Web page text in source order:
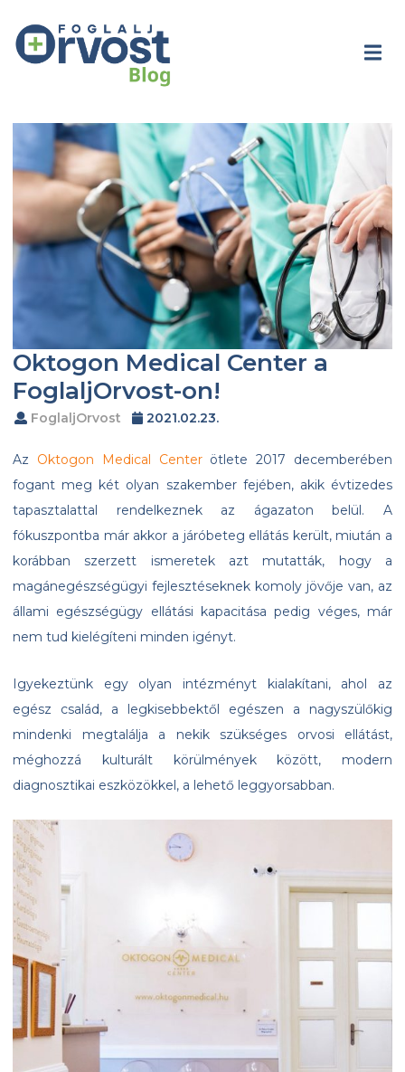
Oktogon Medical Center a
FoglaljOrvost-on!
FoglaljOrvost 2021.02.23.
Az Oktogon Medical Centerötlete 2017 decemberében
fogant meg két olyan szakember fejében, akik évtizedes
tapasztalattal rendelkeznek az ágazaton belül. A
fókuszpontba már akkor a járóbeteg ellátás került, miután a
korábban szerzett ismeretek azt mutatták, hogy a
magánegészségügyi fejlesztéseknek komoly jövője van, az
állami egészségügy ellátási kapacitása pedig véges, már
nem tud kielégíteni minden igényt.
Igyekeztünk egy olyan intézményt kialakítani, ahol az
egész család, a legkisebbektől egészen a nagyszülőkig
mindenki megtalálja a nekik szükséges orvosi ellátást,
méghozzá kulturált körülmények között, modern
diagnosztikai eszközökkel, a lehető leggyorsabban.